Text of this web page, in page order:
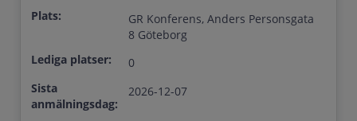
Plats:
GR Konferens, Anders Personsgata
8 Göteborg
Lediga platser:
0
Sista
anmälningsdag:
2026-12-07